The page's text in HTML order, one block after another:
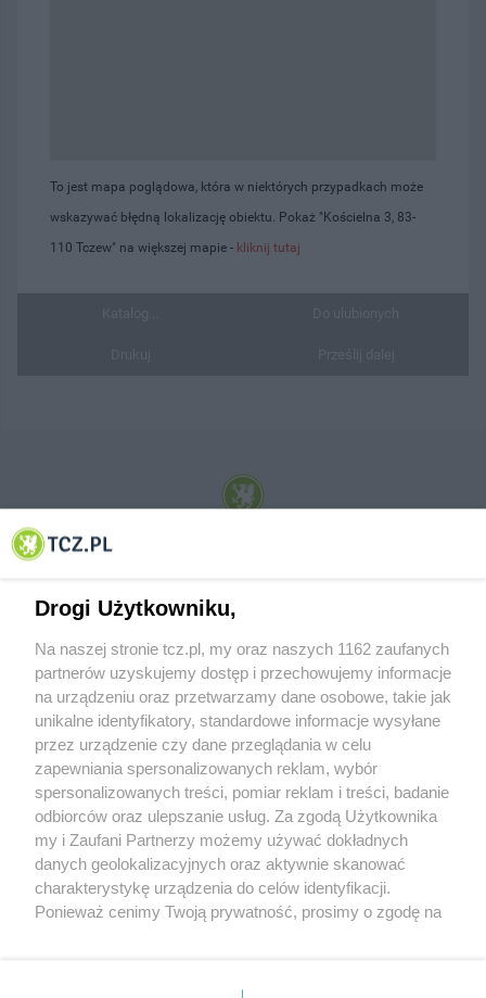
To jest mapa poglądowa, która w niektórych przypadkach może
wskazywać błędną lokalizację obiektu. Pokaż "Kościelna 3, 83-
110 Tczew" na większej mapie - kliknij tutaj
© 2001-2026 Tczew - TCZ.PL Sp. z o.o. Internetowy Serwis Informacyjny Miasta
O FIRMIE POLITYKA PRYWATNOŚCI HOSTING
REKLAMA WSPÓŁPRACA RSS FACEBOOK KONTAKT
Nasze serwisy
Aktualności
Tcz24
Muzyka i kultura
Archiwum wydarzeń
Drogi Użytkowniku,
Na naszej stronie tcz.pl, my oraz naszych 1162 zaufanych
partnerów uzyskujemy dostęp i przechowujemy informacje
na urządzeniu oraz przetwarzamy dane osobowe, takie jak
unikalne identyfikatory, standardowe informacje wysyłane
przez urządzenie czy dane przeglądania w celu
zapewniania spersonalizowanych reklam, wybór
spersonalizowanych treści, pomiar reklam i treści, badanie
odbiorców oraz ulepszanie usług. Za zgodą Użytkownika
my i Zaufani Partnerzy możemy używać dokładnych
danych geolokalizacyjnych oraz aktywnie skanować
charakterystykę urządzenia do celów identyfikacji.
Ponieważ cenimy Twoją prywatność, prosimy o zgodę na